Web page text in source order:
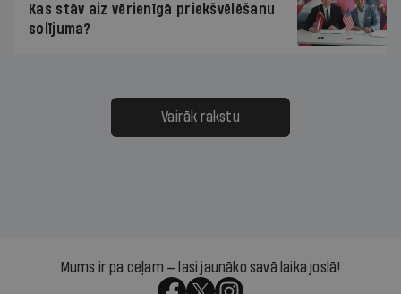
Kas stāv aiz vērienīgā priekšvēlēšanu
solījuma?
Vairāk rakstu
Mums ir pa ceļam — lasi jaunāko savā laika joslā!